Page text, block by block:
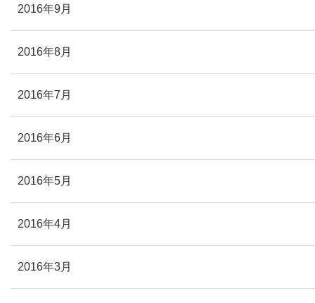
2016年9月
2016年8月
2016年7月
2016年6月
2016年5月
2016年4月
2016年3月